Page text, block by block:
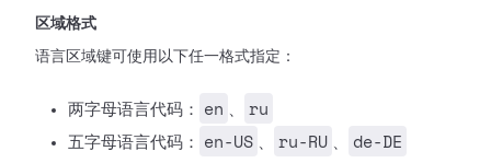
区域格式
语言区域键可使用以下任一格式指定：
两字母语言代码： en 、 ru
五字母语言代码： en-US 、 ru-RU 、 de-DE